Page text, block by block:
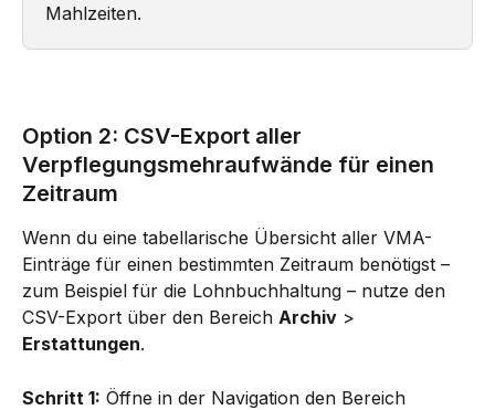
Mahlzeiten.
Option 2: CSV-Export aller
Verpflegungsmehraufwände für einen
Zeitraum
Wenn du eine tabellarische Übersicht aller VMA-
Einträge für einen bestimmten Zeitraum benötigst –
zum Beispiel für die Lohnbuchhaltung – nutze den
CSV-Export über den Bereich Archiv >
Erstattungen.
Schritt 1: Öffne in der Navigation den Bereich